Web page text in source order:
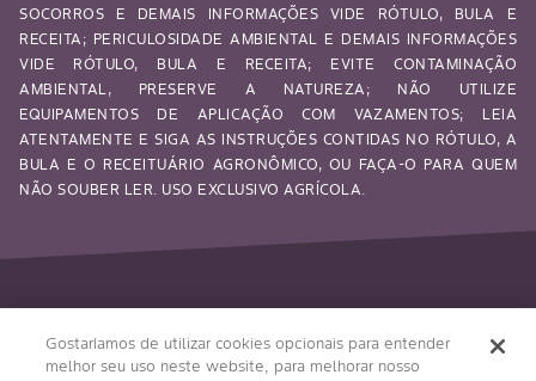
SOCORROS E DEMAIS INFORMAÇÕES VIDE RÓTULO, BULA E
RECEITA; PERICULOSIDADE AMBIENTAL E DEMAIS INFORMAÇÕES
VIDE RÓTULO, BULA E RECEITA; EVITE CONTAMINAÇÃO
AMBIENTAL, PRESERVE A NATUREZA; NÃO UTILIZE
EQUIPAMENTOS DE APLICAÇÃO COM VAZAMENTOS; LEIA
ATENTAMENTE E SIGA AS INSTRUÇÕES CONTIDAS NO RÓTULO, A
BULA E O RECEITUÁRIO AGRONÔMICO, OU FAÇA-O PARA QUEM
NÃO SOUBER LER. USO EXCLUSIVO AGRÍCOLA.
Siga-nos
Gostaríamos de utilizar cookies opcionais para entender
melhor seu uso neste website, para melhorar nosso